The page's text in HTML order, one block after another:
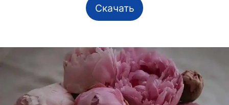
Скачать